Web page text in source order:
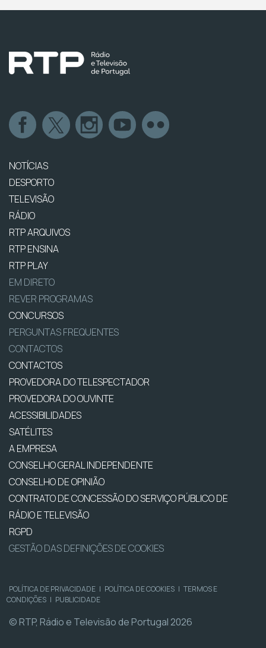
NOTÍCIAS
DESPORTO
TELEVISÃO
RÁDIO
RTP ARQUIVOS
RTP ENSINA
RTP PLAY
EM DIRETO
REVER PROGRAMAS
CONCURSOS
PERGUNTAS FREQUENTES
CONTACTOS
CONTACTOS
PROVEDORA DO TELESPECTADOR
PROVEDORA DO OUVINTE
ACESSIBILIDADES
SATÉLITES
A EMPRESA
CONSELHO GERAL INDEPENDENTE
CONSELHO DE OPINIÃO
CONTRATO DE CONCESSÃO DO SERVIÇO PÚBLICO DE
RÁDIO E TELEVISÃO
RGPD
GESTÃO DAS DEFINIÇÕES DE COOKIES
POLÍTICA DE PRIVACIDADE | POLÍTICA DE COOKIES | TERMOS E
CONDIÇÕES | PUBLICIDADE
© RTP, Rádio e Televisão de Portugal 2026